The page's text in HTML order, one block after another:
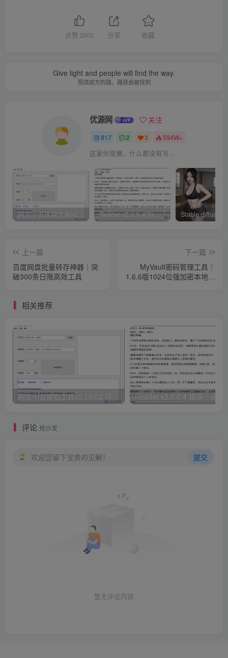
点赞 2503 分享 收藏
Give light and people will find the way.
照亮前方的路，路就会被找到
优源网 关注
817 2 3 594W+
这家伙很懒，什么都没有写...
网文小说提取工具v2.10.02 可以自动下载小说 从此不再花钱看小说 Reader v2.0.0.4 极简小说阅读器支持导入在线及离线书源
上一篇
百度网盘批量转存神器｜突
破300条日限高效工具
下一篇
MyVault密码管理工具｜
1.6.6版1024位强加密本地存
相关推荐
评论 抢沙发
欢迎您留下宝贵的见解！ 提交
暂无评论内容